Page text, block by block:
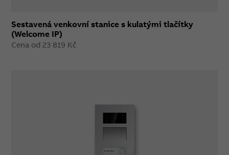
Sestavená venkovní stanice s kulatými tlačítky
(Welcome IP)
Cena od 23 819 Kč